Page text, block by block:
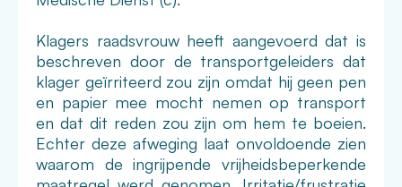
Klagers raadsvrouw heeft aangevoerd dat is
beschreven door de transportgeleiders dat
klager geïrriteerd zou zijn omdat hij geen pen
en papier mee mocht nemen op transport
en dat dit reden zou zijn om hem te boeien.
Echter deze afweging laat onvoldoende zien
waarom de ingrijpende vrijheidsbeperkende